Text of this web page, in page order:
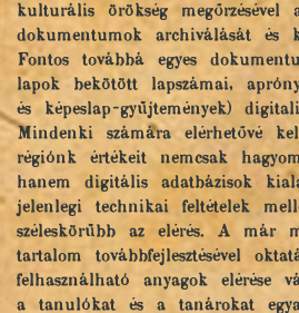
kulturális örökség megőrzésével
dokumentumok archiválását és
Fontos továbbá egyes
lapok bekötött lapszámai,
és képeslap-gyűjtemények)
Mindenki számára elérhetővé
régiónk értékeit nemcsak
hanem digitális adatbázisok
jelenlegi technikai feltételek
széleskörűbb az elérés. A már
tartalom továbbfejlesztésével
felhasználható anyagok elérése
a tanulókat és a tanárokat